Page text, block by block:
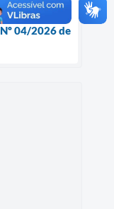
04/2026 de